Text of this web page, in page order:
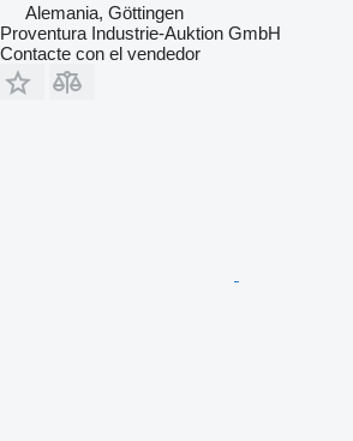
Alemania, Göttingen
Proventura Industrie-Auktion GmbH
Contacte con el vendedor